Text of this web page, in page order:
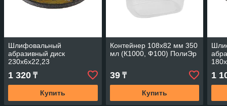
Шлифовальный
абразивный диск
230х6х22,23
1 320 ₸
Купить
Контейнер 108х82 мм 350
мл (К1000, Ф100) ПолиЭр
39₸
Купить
1